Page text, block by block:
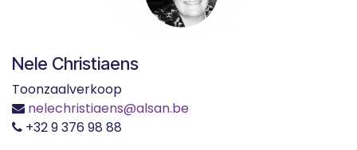
Nele Christiaens
Toonzaalverkoop
nelechristiaens@alsan.be
+32 9 376 98 88